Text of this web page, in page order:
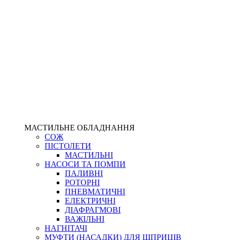
МАСТИЛЬНЕ ОБЛАДНАННЯ
СОЖ
ПІСТОЛЕТИ
МАСТИЛЬНІ
НАСОСИ ТА ПОМПИ
ПАЛИВНІ
РОТОРНІ
ПНЕВМАТИЧНІ
ЕЛЕКТРИЧНІ
ДІАФРАГМОВІ
ВАЖІЛЬНІ
НАГНІТАЧІ
МУФТИ (НАСАДКИ) ДЛЯ ШПРИЦІВ